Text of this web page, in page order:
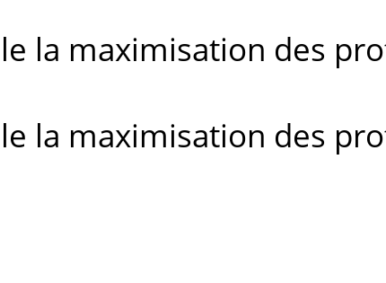
la maximisation des
la maximisation des